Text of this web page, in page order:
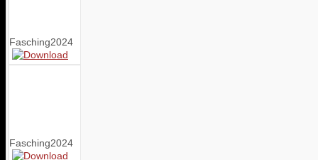
Fasching2024
Fasching2024